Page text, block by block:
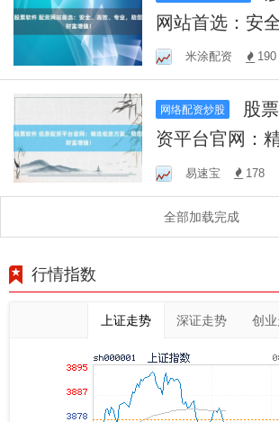
网站首选：安
业，助您财富增
米涂配资 190
网络配资炒股
资平台官网：
案，助您财富增
易速宝 178
全部加载完成
行情指数
上证走势 深证走势 创